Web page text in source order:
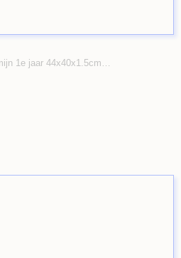
1e jaar 44x40x1.5cm…